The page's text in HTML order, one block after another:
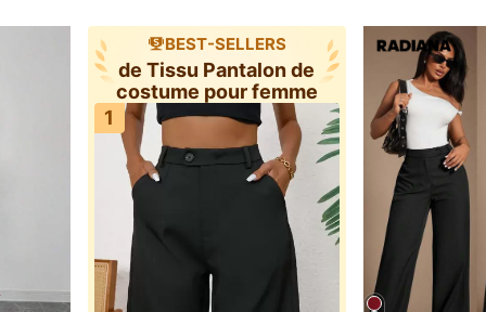
BEST-SELLERS
de Tissu Pantalon de
costume pour femme
1